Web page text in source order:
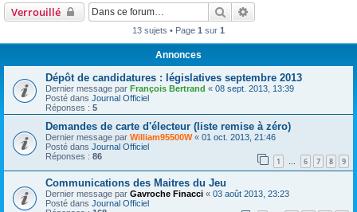
Verrouillé Rechercher
13 sujets • Page 1 sur 1
Annonces
Dépôt de candidatures : législatives septembre 2013
Dernier message par François Bertrand « 08 sept. 2013, 13:39
Posté dans Journal Officiel
Réponses : 5
Demandes de carte d'électeur (liste remise à zéro)
Dernier message par William95500W« 01 oct. 2013, 21:46
Posté dans Journal Officiel
Réponses : 86 1 … 6 7 8 9
Communications des Maitres du Jeu
Dernier message par Gavroche Finacci « 03 août 2013, 23:23
Posté dans Journal Officiel